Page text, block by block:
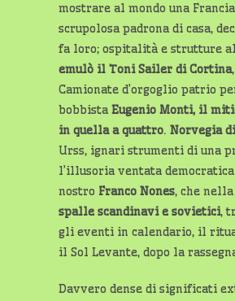
mostrare al mondo una
scrupolosa padrona di casa,
fa loro; ospitalità e strutture
emulò il Toni Sailer di Cortina
Camionate d’orgoglio patrio
bobbista Eugenio Monti, il
in quella a quattro. Norvegia
Urss, ignari strumenti di una
l’illusoria ventata
nostro Franco Nones, che nella
spalle scandinavi e sovietici,
gli eventi in calendario, il
il Sol Levante, dopo la
Davvero dense di significati